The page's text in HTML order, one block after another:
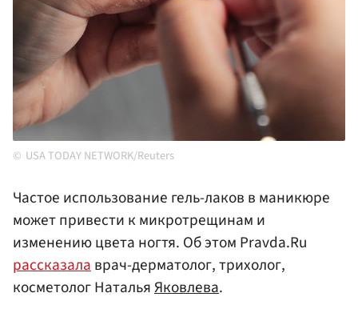
USA TODAY NETWORK/Reuters
Частое использование гель-лаков в маникюре
может привести к микротрещинам и
изменению цвета ногтя. Об этом Pravda.Ru
рассказалаврач-дерматолог, трихолог,
косметолог НатальяЯковлева.